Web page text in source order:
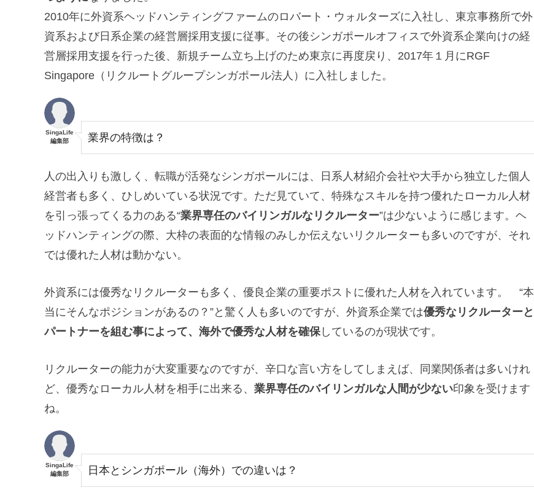
2010年に外資系ヘッドハンティングファームのロバート・ウォルターズに入社し、東京事務所で外
資系および日系企業の経営層採用支援に従事。その後シンガポールオフィスで外資系企業向けの経
営層採用支援を行った後、新規チーム立ち上げのため東京に再度戻り、2017年１月にRGF
Singapore（リクルートグループシンガポール法人）に入社しました。
SingaLife
編集部
業界の特徴は？
人の出入りも激しく、転職が活発なシンガポールには、日系人材紹介会社や大手から独立した個人
経営者も多く、ひしめいている状況です。ただ見ていて、特殊なスキルを持つ優れたローカル人材
を引っ張ってくる力のある“業界専任のバイリンガルなリクルーター”は少ないように感じます。ヘ
ッドハンティングの際、大枠の表面的な情報のみしか伝えないリクルーターも多いのですが、それ
では優れた人材は動かない。
外資系には優秀なリクルーターも多く、優良企業の重要ポストに優れた人材を入れています。 “本
当にそんなポジションがあるの？”と驚く人も多いのですが、外資系企業では優秀なリクルーターと
パートナーを組む事によって、海外で優秀な人材を確保しているのが現状です。
リクルーターの能力が大変重要なのですが、辛口な言い方をしてしまえば、同業関係者は多いけれ
ど、優秀なローカル人材を相手に出来る、 業界専任のバイリンガルな人間が少ない印象を受けます
ね。
SingaLife
編集部
日本とシンガポール（海外）での違いは？